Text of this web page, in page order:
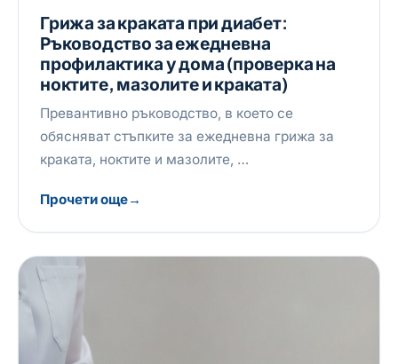
Грижа за краката при диабет:
Ръководство за ежедневна
профилактика у дома (проверка на
ноктите, мазолите и краката)
Превантивно ръководство, в което се
обясняват стъпките за ежедневна грижа за
краката, ноктите и мазолите, …
Прочети още